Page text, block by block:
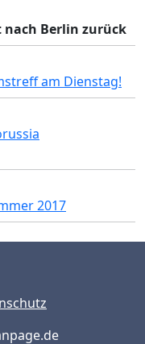
nach Berlin zurück
am Dienstag!
2017